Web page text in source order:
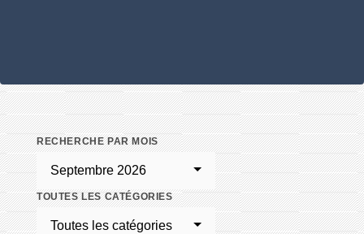
RECHERCHE PAR MOIS
Septembre 2026
TOUTES LES CATÉGORIES
Toutes les catégories